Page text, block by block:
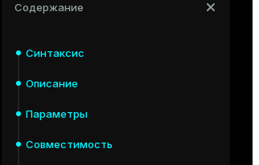
Содержание
Синтаксис
Описание
Параметры
Совместимость